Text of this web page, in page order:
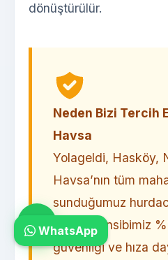
dönüştürülür.
Neden Bizi Tercih
Havsa
Yolageldi, Hasköy,
Havsa’nın tüm
sunduğumuz
temel prensibimiz
güvenliği ve hıza
WhatsApp